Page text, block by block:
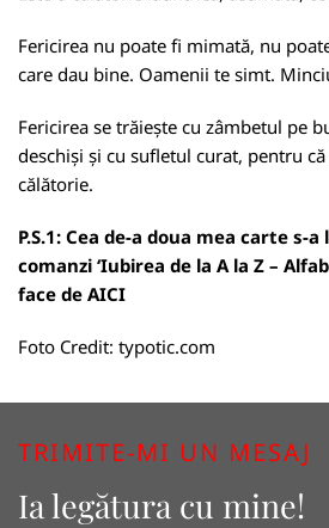
Fericirea nu poate fi mimată, nu
care dau bine. Oamenii te simt.
Fericirea se trăiește cu zâmbetul pe
deschiși și cu sufletul curat, pentru
călătorie.
P.S.1: Cea de-a doua mea carte s-
comanzi ‘Iubirea de la A la Z –
face de AICI
Foto Credit: typotic.com
TRIMITE-MI UN MESAJ
Ia legătura cu mine!